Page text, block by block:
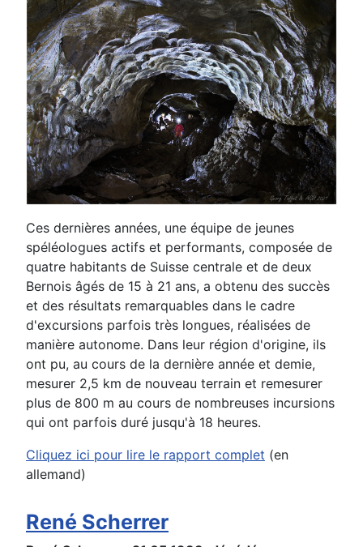
Ces dernières années, une équipe de jeunes
spéléologues actifs et performants, composée de
quatre habitants de Suisse centrale et de deux
Bernois âgés de 15 à 21 ans, a obtenu des succès
et des résultats remarquables dans le cadre
d'excursions parfois très longues, réalisées de
manière autonome. Dans leur région d'origine, ils
ont pu, au cours de la dernière année et demie,
mesurer 2,5 km de nouveau terrain et remesurer
plus de 800 m au cours de nombreuses incursions
qui ont parfois duré jusqu'à 18 heures.
Cliquez ici pour lire le rapport complet (en
allemand)
René Scherrer